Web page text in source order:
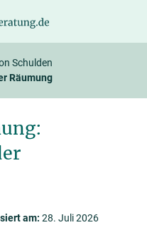
Schulden
Räumung
am: 28. Juli 2026